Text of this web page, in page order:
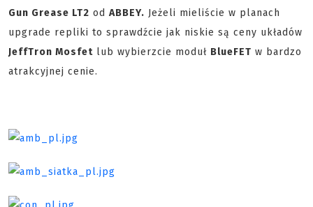
Gun Grease LT2 od ABBEY. Jeżeli mieliście w planach
upgrade repliki to sprawdźcie jak niskie są ceny układów
JeffTron Mosfet lub wybierzcie moduł BlueFET w bardzo
atrakcyjnej cenie.